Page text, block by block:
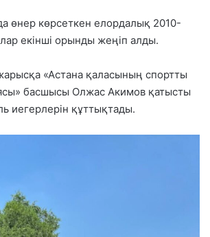
өнер көрсеткен елордалық 2010-
екінші орынды жеңіп алды.
«Астана қаласының спортты
басшысы Олжас Акимов қатысты
иегерлерін құттықтады.